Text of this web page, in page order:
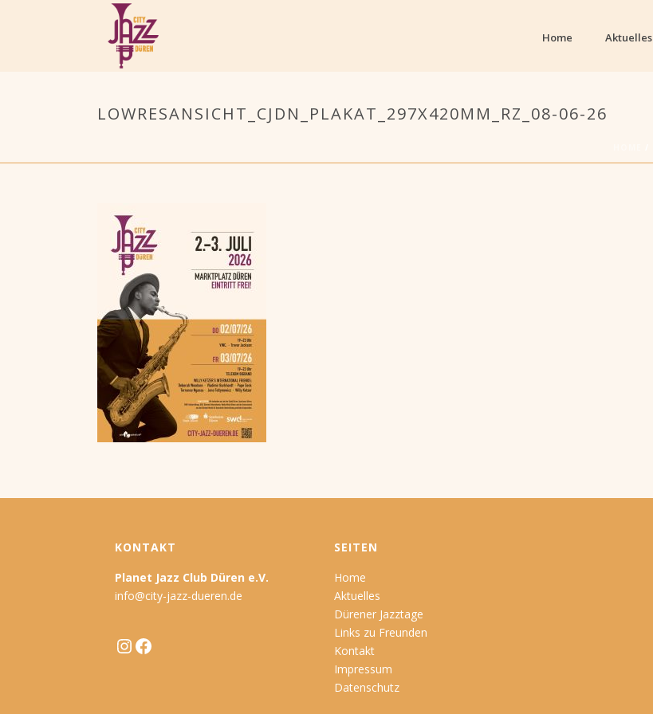
Home Aktuelles
LOWRESANSICHT_CJDN_PLAKAT_297X420MM_RZ_08-06-26
KONTAKT
Planet Jazz Club Düren e.V.
info@city-jazz-dueren.de
Instagram
Facebook
SEITEN
Home
Aktuelles
Dürener Jazztage
Links zu Freunden
Kontakt
Impressum
Datenschutz